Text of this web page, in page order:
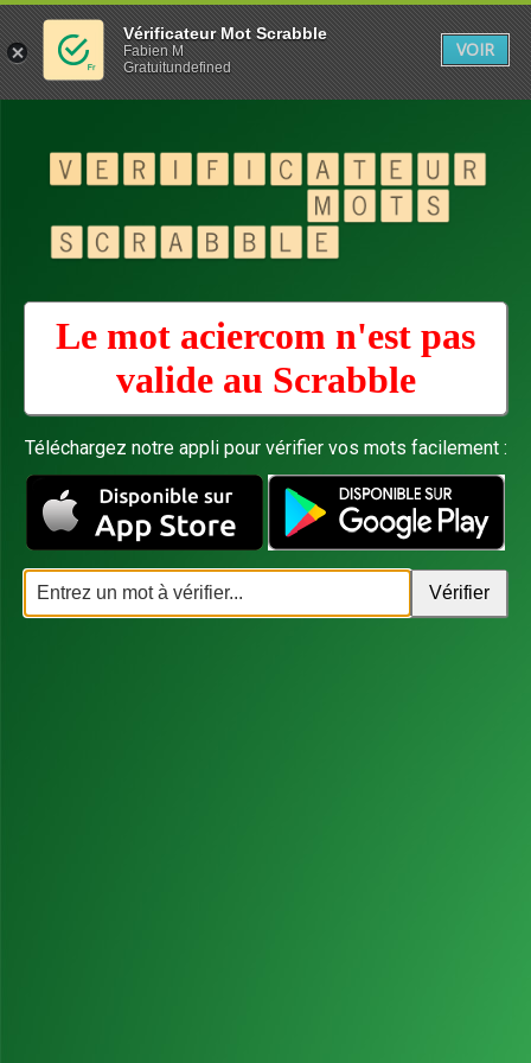
Le mot aciercom n'est pas
valide au Scrabble
Téléchargez notre appli pour vérifier vos mots facilement :
Vérificateur Mot Scrabble
Fabien M
Gratuitundefined
VOIR